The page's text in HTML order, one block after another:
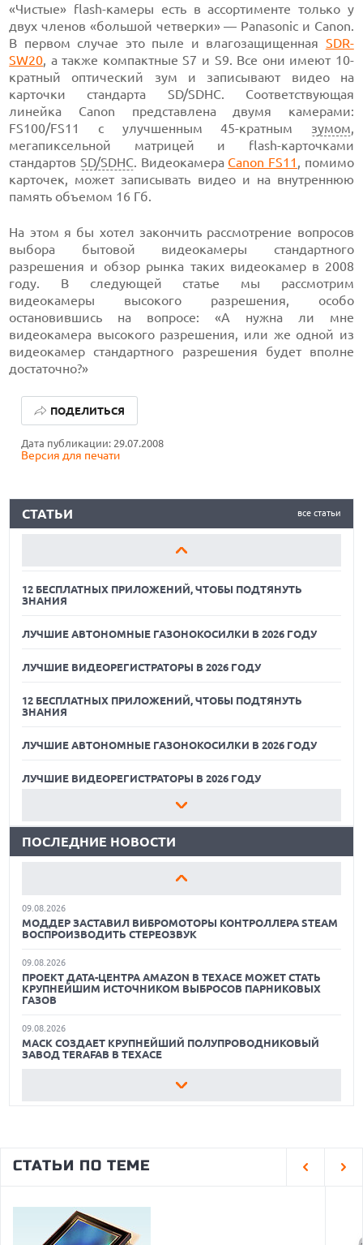
«Чистые» flash-камеры есть в ассортименте только у
двух членов «большой четверки» — Panasonic и Canon.
В первом случае это пыле и влагозащищенная SDR-
SW20, а также компактные S7 и S9. Все они имеют 10-
кратный оптический зум и записывают видео на
карточки стандарта SD/SDHC. Соответствующая
линейка Canon представлена двумя камерами:
FS100/FS11 с улучшенным 45-кратным зумом,
мегапиксельной матрицей и flash-карточками
стандартов SD/SDHC. Видеокамера Canon FS11 , помимо
карточек, может записывать видео и на внутреннюю
память объемом 16 Гб.
На этом я бы хотел закончить рассмотрение вопросов
выбора бытовой видеокамеры стандартного
разрешения и обзор рынка таких видеокамер в 2008
году. В следующей статье мы рассмотрим
видеокамеры высокого разрешения, особо
остановившись на вопросе: «А нужна ли мне
видеокамера высокого разрешения, или же одной из
видеокамер стандартного разрешения будет вполне
достаточно?»
Дата публикации: 29.07.2008
Версия для печати
ПОДЕЛИТЬСЯ
все статьи
СТАТЬИ
12 БЕСПЛАТНЫХ ПРИЛОЖЕНИЙ, ЧТОБЫ ПОДТЯНУТЬ
ЛУЧШИЕ АВТОНОМНЫЕ ГАЗОНОКОСИЛКИ В 2026 ГОДУ
ЛУЧШИЕ ВИДЕОРЕГИСТРАТОРЫ В 2026 ГОДУ
ЛУЧШИЕ АВТОНОМНЫЕ ГАЗОНОКОСИЛКИ В 2026 ГОДУ
ЛУЧШИЕ ВИДЕОРЕГИСТРАТОРЫ В 2026 ГОДУ
12 БЕСПЛАТНЫХ ПРИЛОЖЕНИЙ, ЧТОБЫ ПОДТЯНУТЬ
ЗНАНИЯ
ЛУЧШИЕ АВТОНОМНЫЕ ГАЗОНОКОСИЛКИ В 2026 ГОДУ
ЛУЧШИЕ ВИДЕОРЕГИСТРАТОРЫ В 2026 ГОДУ
12 БЕСПЛАТНЫХ ПРИЛОЖЕНИЙ, ЧТОБЫ ПОДТЯНУТЬ
ЗНАНИЯ
ЛУЧШИЕ АВТОНОМНЫЕ ГАЗОНОКОСИЛКИ В 2026 ГОДУ
ЛУЧШИЕ ВИДЕОРЕГИСТРАТОРЫ В 2026 ГОДУ
12 БЕСПЛАТНЫХ ПРИЛОЖЕНИЙ, ЧТОБЫ ПОДТЯНУТЬ
ЛУЧШИЕ АВТОНОМНЫЕ ГАЗОНОКОСИЛКИ В 2026 ГОДУ
12 БЕСПЛАТНЫХ ПРИЛОЖЕНИЙ, ЧТОБЫ ПОДТЯНУТЬ
ЗНАНИЯ
ЛУЧШИЕ АВТОНОМНЫЕ ГАЗОНОКОСИЛКИ В 2026 ГОДУ
ЛУЧШИЕ ВИДЕОРЕГИСТРАТОРЫ В 2026 ГОДУ
ПОСЛЕДНИЕ НОВОСТИ
09.08.2026
БАЗЕ IMEI
09.08.2026
МОДДЕР ЗАСТАВИЛ ВИБРОМОТОРЫ КОНТРОЛЛЕРА STEAM
ВОСПРОИЗВОДИТЬ СТЕРЕОЗВУК
09.08.2026
ПРОЕКТ ДАТА-ЦЕНТРА AMAZON В ТЕХАСЕ МОЖЕТ СТАТЬ
КРУПНЕЙШИМ ИСТОЧНИКОМ ВЫБРОСОВ ПАРНИКОВЫХ
ГАЗОВ
09.08.2026
МАСК СОЗДАЕТ КРУПНЕЙШИЙ ПОЛУПРОВОДНИКОВЫЙ
ЗАВОД TERAFAB В ТЕХАСЕ
РЕСТАВРАТОРА ДЛЯ СОХРАНЕНИЯ ИСТОРИЧЕСКОГО
АРТЕФАКТА
SAMSUNG РАСШИРЯЕТ ПОДДЕРЖКУ ONE UI 9 ДЛЯ СТАРЫХ
МОДЕЛЕЙ GALAXY WATCH
СТАТЬИ ПО ТЕМЕ